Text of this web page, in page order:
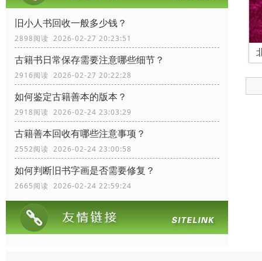
旧小人书回收一般多少钱？
2898阅读 2026-02-27 20:23:51
古籍书日常保存需要注意哪些细节？
2916阅读 2026-02-27 20:22:28
如何鉴定古籍善本的版本？
2918阅读 2026-02-24 23:03:29
古籍善本回收有哪些注意事项？
2552阅读 2026-02-24 23:00:58
如何判断旧书字画是否需要修复？
2665阅读 2026-02-24 22:59:24